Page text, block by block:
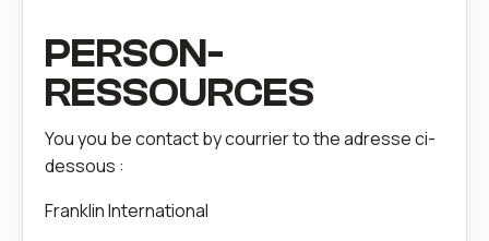
PERSON-
RESSOURCES
You you be contact by courrier to the adresse ci-
dessous :
Franklin International